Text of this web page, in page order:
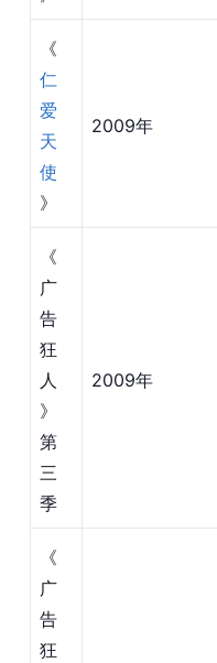
《
仁
爱
天
使
》
2009年
《
广
告
狂
人
》
第
三
季
2009年
《
广
告
狂